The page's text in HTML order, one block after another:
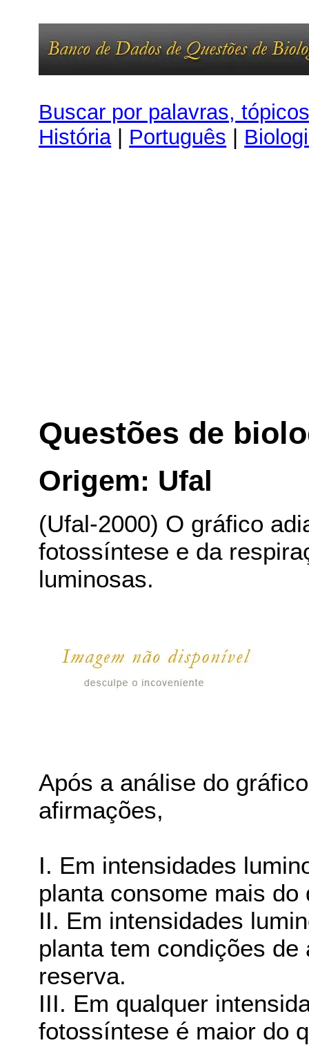
Buscar por palavras,
História| Português |
Questões de
Origem: Ufal
(Ufal-2000) O gráfico
fotossíntese e da
luminosas.
Após a análise do
afirmações,
I. Em intensidades
planta consome mais do
II. Em intensidades
planta tem condições
reserva.
III. Em qualquer
fotossíntese é maior do